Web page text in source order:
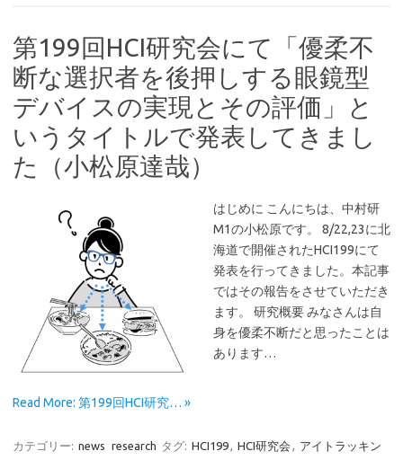
第199回HCI研究会にて「優柔不
断な選択者を後押しする眼鏡型
デバイスの実現とその評価」と
いうタイトルで発表してきまし
た（小松原達哉）
はじめに こんにちは、中村研
M1の小松原です。 8/22,23に北
海道で開催されたHCI199にて
発表を行ってきました。本記事
ではその報告をさせていただき
ます。 研究概要 みなさんは自
身を優柔不断だと思ったことは
あります…
Read More: 第199回HCI研究… »
カテゴリー: news research タグ: HCI199, HCI研究会 , アイトラッキン